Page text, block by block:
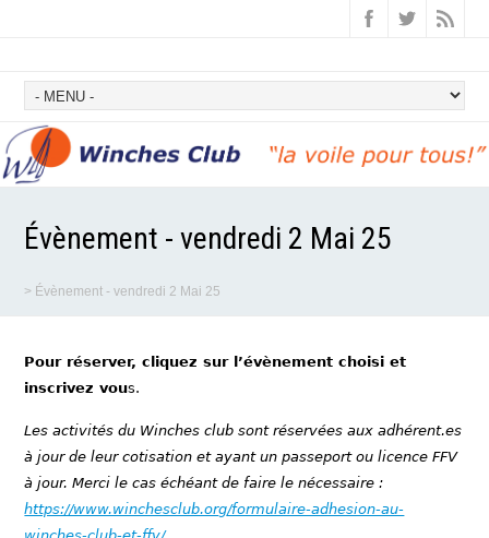
Évènement - vendredi 2 Mai 25
> Évènement - vendredi 2 Mai 25
Pour réserver, cliquez sur l’évènement choisi et
inscrivez vous.
Les activités du Winches club sont réservées aux adhérent.es
à jour de leur cotisation et ayant un passeport ou licence FFV
à jour. Merci le cas échéant de faire le nécessaire :
https://www.winchesclub.org/formulaire-adhesion-au-